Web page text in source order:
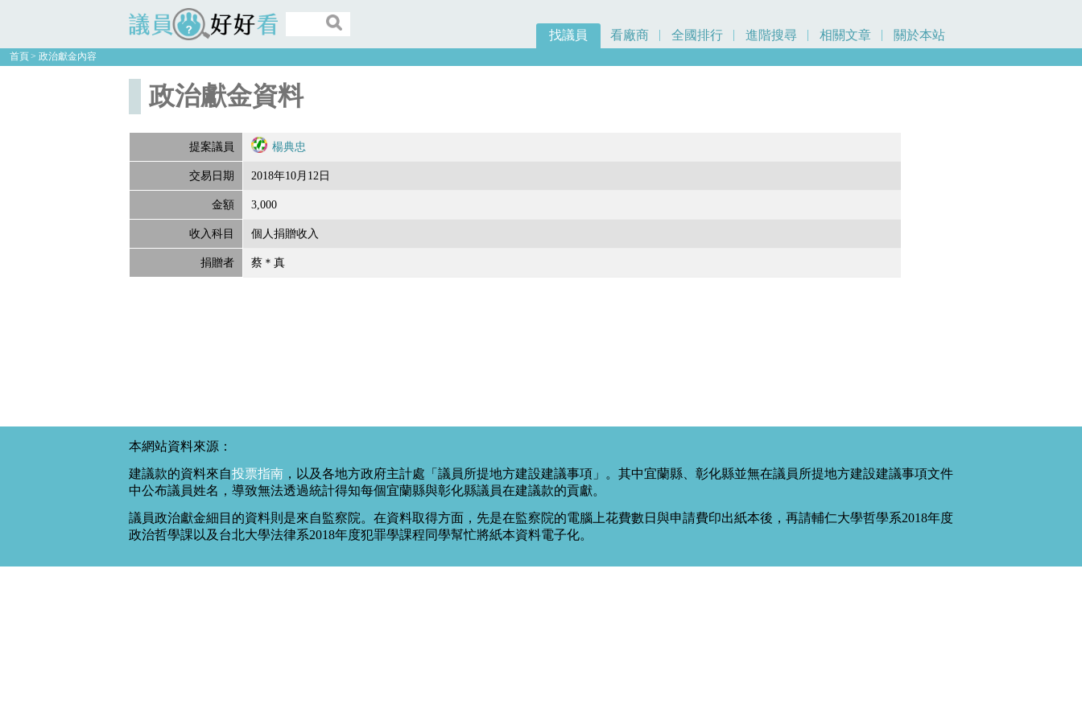
議員好好看
找議員 看廠商 全國排行 進階搜尋 相關文章 關於本站
首頁 政治獻金內容
政治獻金資料
提案議員 楊典忠
交易日期 2018年10月12日
金額 3,000
收入科目 個人捐贈收入
捐贈者 蔡＊真
本網站資料來源：
建議款的資料來自投票指南 ，以及各地方政府主計處「議員所提地方建設建議事項」。其中宜蘭縣、彰化縣並無在議員所提地方建設建議事項文件
中公布議員姓名，導致無法透過統計得知每個宜蘭縣與彰化縣議員在建議款的貢獻。
議員政治獻金細目的資料則是來自監察院。在資料取得方面，先是在監察院的電腦上花費數日與申請費印出紙本後，再請輔仁大學哲學系2018年度
政治哲學課以及台北大學法律系2018年度犯罪學課程同學幫忙將紙本資料電子化。